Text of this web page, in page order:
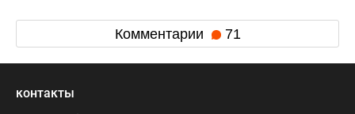
Комментарии 71
контакты